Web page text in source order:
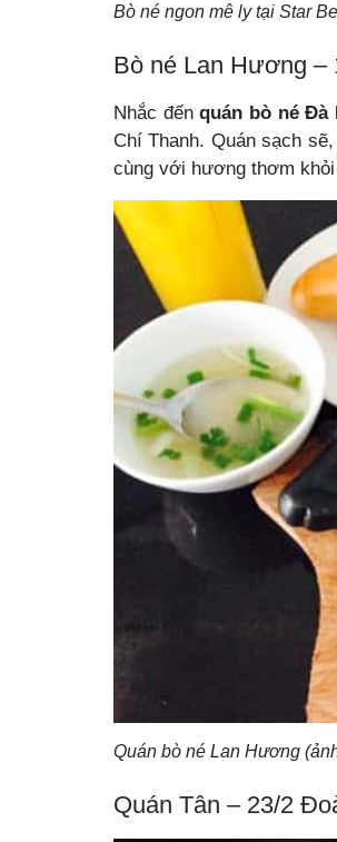
Bò né ngon mê ly tại Star
Bò né Lan Hương –
Nhắc đếnquán bò né Đà
Chí Thanh. Quán sạch
cùng với hương thơm
Quán bò né Lan Hương
Quán Tân – 23/2